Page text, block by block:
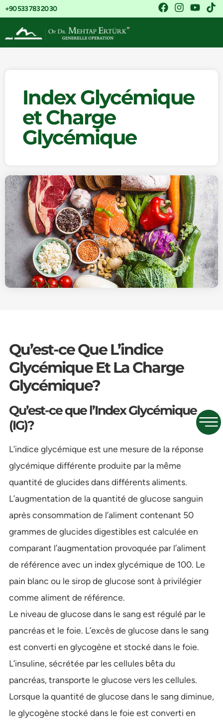
+90 533 783 20 30
Index Glycémique
et Charge
Glycémique
Qu’est-ce Que L’indice
Glycémique Et La Charge
Glycémique?
Qu’est-ce que l’Index Glycémique
(IG)?
L’indice glycémique est une mesure de la réponse
glycémique différente produite par la même
quantité de glucides dans différents aliments.
L’augmentation de la quantité de glucose sanguin
après consommation de l’aliment contenant 50
grammes de glucides digestibles est calculée en
comparant l’augmentation provoquée par l’aliment
de référence avec un index glycémique de 100. Le
pain blanc ou le sirop de glucose sont à privilégier
comme aliment de référence.
Le niveau de glucose dans le sang est régulé par le
pancréas et le foie. L’excès de glucose dans le sang
est converti en glycogène et stocké dans le foie.
L’insuline, sécrétée par les cellules bêta du
pancréas, transporte le glucose vers les cellules.
Lorsque la quantité de glucose dans le sang diminue,
le glycogène stocké dans le foie est converti en